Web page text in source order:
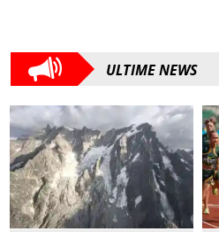
ULTIME NEWS